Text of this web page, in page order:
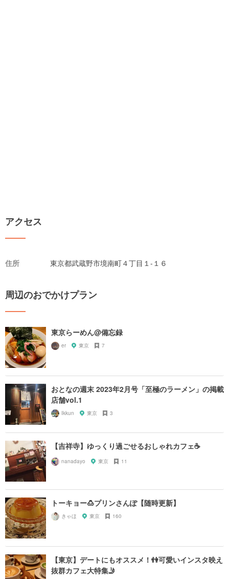
アクセス
住所 東京都武蔵野市境南町４丁目１-１６
周辺のおでかけプラン
東京らーめん@備忘録
er 東京 7
おとなの週末 2023年2月号「至極のラーメン」の掲載
店舗vol.1
Ikkun 東京 3
【吉祥寺】ゆっくり過ごせるおしゃれカフェ☕️
nanadayo 東京 11
トーキョー🍮プリンさんぽ【随時更新】
きゃほ 東京 160
【東京】デートにもオススメ！👫可愛いインスタ映え
抜群カフェ大特集🤳